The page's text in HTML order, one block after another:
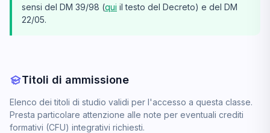
sensi del DM 39/98 (qui il testo del Decreto) e del DM
22/05.
Titoli di ammissione
Elenco dei titoli di studio validi per l'accesso a questa classe.
Presta particolare attenzione alle note per eventuali crediti
formativi (CFU) integrativi richiesti.